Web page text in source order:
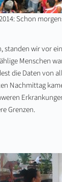
Schon
standen wir vor
Menschen
die Daten von
Nachmittag
Grenzen.